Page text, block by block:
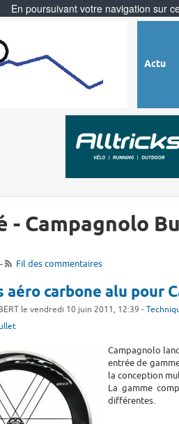
Actu
- Campagnolo
Fil des commentaires
aéro carbone alu pour
le vendredi 10 juin 2011, 12:39 -
Campagnolo
entrée de
la conception
La gamme
différentes.
En poursuivant votre navigation sur